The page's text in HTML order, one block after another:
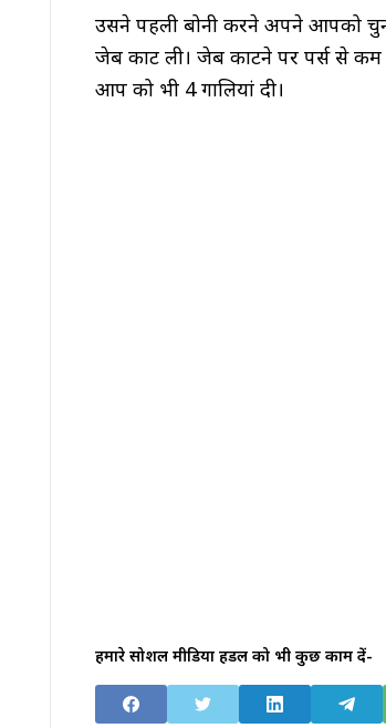
उसने पहली बोनी करने अपने आपको
जेब काट ली। जेब काटने पर पर्स से
आप को भी 4 गालियां दी।
हमारे सोशल मीडिया हैंडल को भी कुछ काम दें-